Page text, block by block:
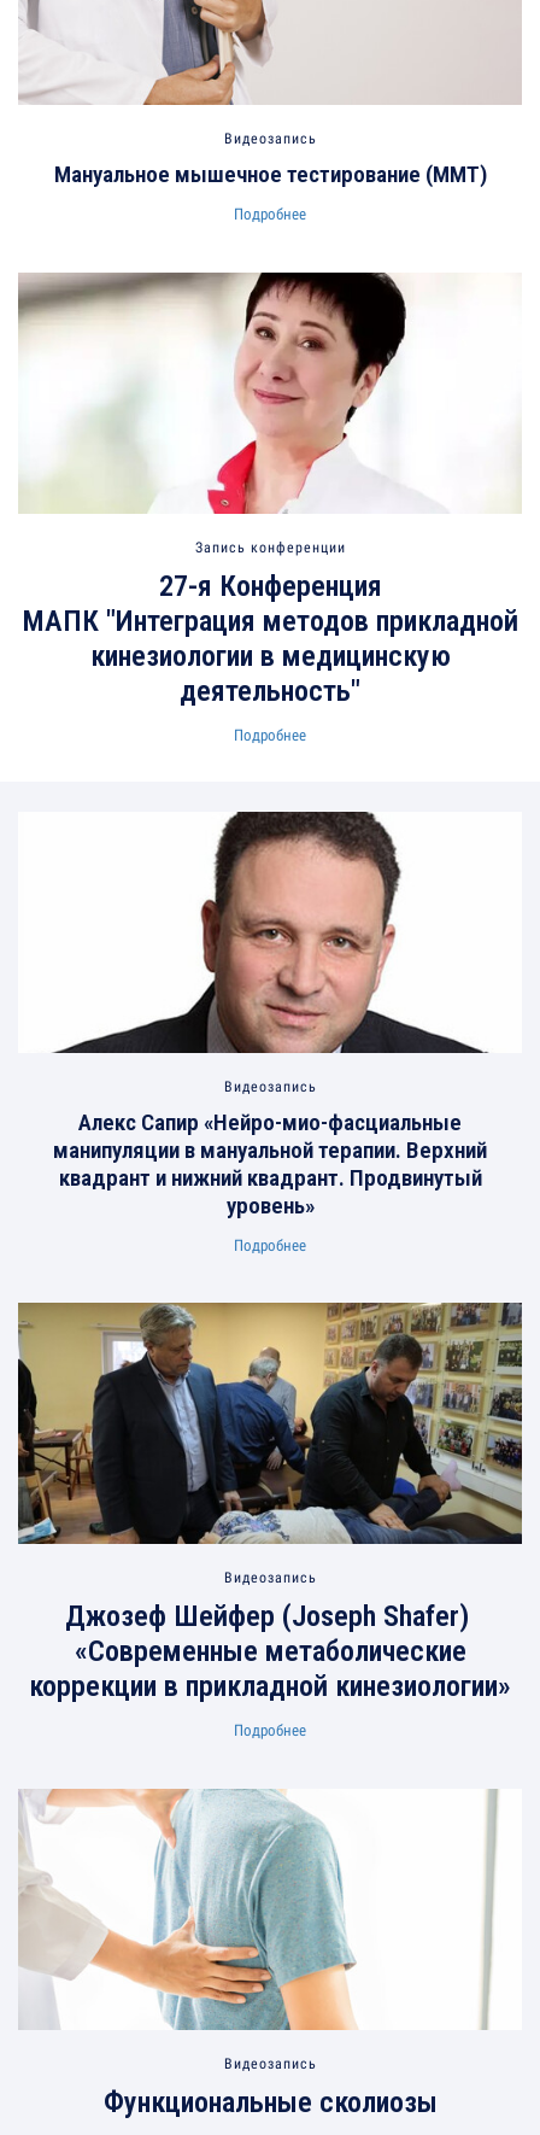
Видеозапись
Мануальное мышечное тестирование (ММТ)
Подробнее
Запись конференции
27-я Конференция
МАПК "Интеграция методов прикладной
кинезиологии в медицинскую
деятельность"
Подробнее
Видеозапись
Алекс Сапир «Нейро-мио-фасциальные
манипуляции в мануальной терапии. Верхний
квадрант и нижний квадрант. Продвинутый
уровень»
Подробнее
Видеозапись
Джозеф Шейфер (Joseph Shafer)
«Современные метаболические
коррекции в прикладной кинезиологии»
Подробнее
Видеозапись
Функциональные сколиозы